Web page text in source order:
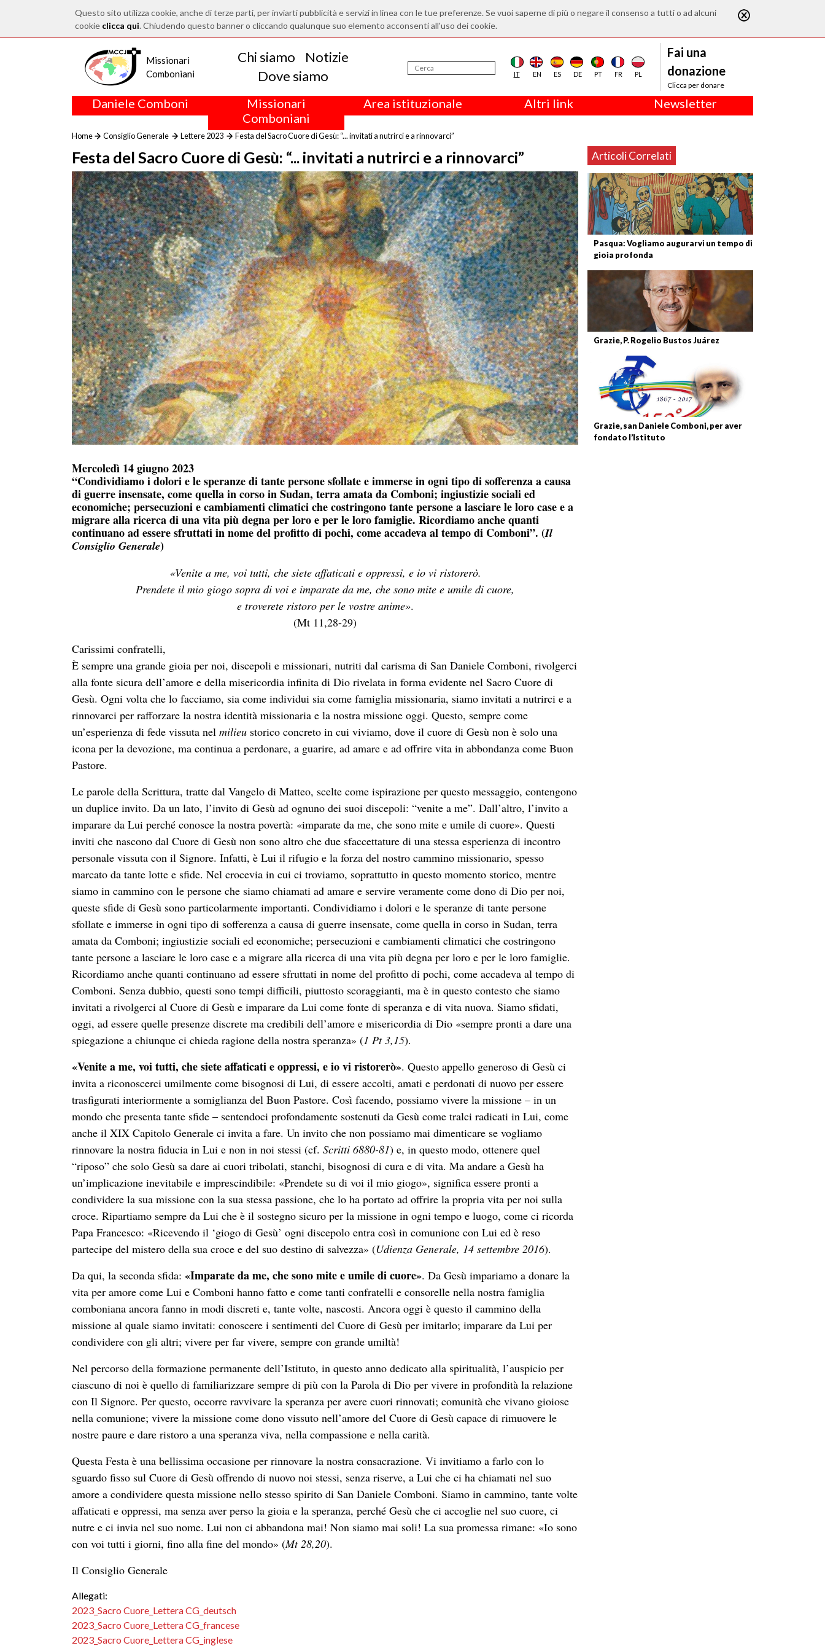
Questo sito utilizza cookie, anche di terze parti, per inviarti pubblicità e servizi in linea con le tue preferenze. Se vuoi saperne di più o negare il consenso a tutti o ad alcuni
cookie clicca qui. Chiudendo questo banner o cliccando qualunque suo elemento acconsenti all'uso dei cookie.
Missionari
Comboniani
Chi siamo
Notizie
Dove siamo
IT EN ES DE PT FR PL
Fai una
donazione
Clicca per donare
Daniele Comboni
Missionari
Comboniani
Area istituzionale Altri link Newsletter
Home Consiglio Generale Lettere 2023 Festa del Sacro Cuore di Gesù: “... invitati a nutrirci e a rinnovarci”
Festa del Sacro Cuore di Gesù: “... invitati a nutrirci e a rinnovarci” Articoli Correlati
Pasqua: Vogliamo augurarvi un tempo di
gioia profonda
Grazie, P. Rogelio Bustos Juárez
Grazie, san Daniele Comboni, per aver
fondato l’Istituto
Mercoledì 14 giugno 2023
“Condividiamo i dolori e le speranze di tante persone sfollate e immerse in ogni tipo di sofferenza a causa
di guerre insensate, come quella in corso in Sudan, terra amata da Comboni; ingiustizie sociali ed
economiche; persecuzioni e cambiamenti climatici che costringono tante persone a lasciare le loro case e a
migrare alla ricerca di una vita più degna per loro e per le loro famiglie. Ricordiamo anche quanti
continuano ad essere sfruttati in nome del profitto di pochi, come accadeva al tempo di Comboni”. (Il
Consiglio Generale)
«Venite a me, voi tutti, che siete affaticati e oppressi, e io vi ristorerò.
Prendete il mio giogo sopra di voi e imparate da me, che sono mite e umile di cuore,
e troverete ristoro per le vostre anime».
(Mt 11,28-29)
Carissimi confratelli,
È sempre una grande gioia per noi, discepoli e missionari, nutriti dal carisma di San Daniele Comboni, rivolgerci
alla fonte sicura dell’amore e della misericordia infinita di Dio rivelata in forma evidente nel Sacro Cuore di
Gesù. Ogni volta che lo facciamo, sia come individui sia come famiglia missionaria, siamo invitati a nutrirci e a
rinnovarci per rafforzare la nostra identità missionaria e la nostra missione oggi. Questo, sempre come
un’esperienza di fede vissuta nel milieu storico concreto in cui viviamo, dove il cuore di Gesù non è solo una
icona per la devozione, ma continua a perdonare, a guarire, ad amare e ad offrire vita in abbondanza come Buon
Pastore.
Le parole della Scrittura, tratte dal Vangelo di Matteo, scelte come ispirazione per questo messaggio, contengono
un duplice invito. Da un lato, l’invito di Gesù ad ognuno dei suoi discepoli: “venite a me”. Dall’altro, l’invito a
imparare da Lui perché conosce la nostra povertà: «imparate da me, che sono mite e umile di cuore». Questi
inviti che nascono dal Cuore di Gesù non sono altro che due sfaccettature di una stessa esperienza di incontro
personale vissuta con il Signore. Infatti, è Lui il rifugio e la forza del nostro cammino missionario, spesso
marcato da tante lotte e sfide. Nel crocevia in cui ci troviamo, soprattutto in questo momento storico, mentre
siamo in cammino con le persone che siamo chiamati ad amare e servire veramente come dono di Dio per noi,
queste sfide di Gesù sono particolarmente importanti. Condividiamo i dolori e le speranze di tante persone
sfollate e immerse in ogni tipo di sofferenza a causa di guerre insensate, come quella in corso in Sudan, terra
amata da Comboni; ingiustizie sociali ed economiche; persecuzioni e cambiamenti climatici che costringono
tante persone a lasciare le loro case e a migrare alla ricerca di una vita più degna per loro e per le loro famiglie.
Ricordiamo anche quanti continuano ad essere sfruttati in nome del profitto di pochi, come accadeva al tempo di
Comboni. Senza dubbio, questi sono tempi difficili, piuttosto scoraggianti, ma è in questo contesto che siamo
invitati a rivolgerci al Cuore di Gesù e imparare da Lui come fonte di speranza e di vita nuova. Siamo sfidati,
oggi, ad essere quelle presenze discrete ma credibili dell’amore e misericordia di Dio «sempre pronti a dare una
spiegazione a chiunque ci chieda ragione della nostra speranza» (1 Pt 3,15).
«Venite a me, voi tutti, che siete affaticati e oppressi, e io vi ristorerò». Questo appello generoso di Gesù ci
invita a riconoscerci umilmente come bisognosi di Lui, di essere accolti, amati e perdonati di nuovo per essere
trasfigurati interiormente a somiglianza del Buon Pastore. Così facendo, possiamo vivere la missione – in un
mondo che presenta tante sfide – sentendoci profondamente sostenuti da Gesù come tralci radicati in Lui, come
anche il XIX Capitolo Generale ci invita a fare. Un invito che non possiamo mai dimenticare se vogliamo
rinnovare la nostra fiducia in Lui e non in noi stessi (cf. Scritti 6880-81) e, in questo modo, ottenere quel
“riposo” che solo Gesù sa dare ai cuori tribolati, stanchi, bisognosi di cura e di vita. Ma andare a Gesù ha
un’implicazione inevitabile e imprescindibile: «Prendete su di voi il mio giogo», significa essere pronti a
condividere la sua missione con la sua stessa passione, che lo ha portato ad offrire la propria vita per noi sulla
croce. Ripartiamo sempre da Lui che è il sostegno sicuro per la missione in ogni tempo e luogo, come ci ricorda
Papa Francesco: «Ricevendo il ‘giogo di Gesù’ ogni discepolo entra così in comunione con Lui ed è reso
partecipe del mistero della sua croce e del suo destino di salvezza» (Udienza Generale, 14 settembre 2016).
Da qui, la seconda sfida: «Imparate da me, che sono mite e umile di cuore». Da Gesù impariamo a donare la
vita per amore come Lui e Comboni hanno fatto e come tanti confratelli e consorelle nella nostra famiglia
comboniana ancora fanno in modi discreti e, tante volte, nascosti. Ancora oggi è questo il cammino della
missione al quale siamo invitati: conoscere i sentimenti del Cuore di Gesù per imitarlo; imparare da Lui per
condividere con gli altri; vivere per far vivere, sempre con grande umiltà!
Nel percorso della formazione permanente dell’Istituto, in questo anno dedicato alla spiritualità, l’auspicio per
ciascuno di noi è quello di familiarizzare sempre di più con la Parola di Dio per vivere in profondità la relazione
con Il Signore. Per questo, occorre ravvivare la speranza per avere cuori rinnovati; comunità che vivano gioiose
nella comunione; vivere la missione come dono vissuto nell’amore del Cuore di Gesù capace di rimuovere le
nostre paure e dare ristoro a una speranza viva, nella compassione e nella carità.
Questa Festa è una bellissima occasione per rinnovare la nostra consacrazione. Vi invitiamo a farlo con lo
sguardo fisso sul Cuore di Gesù offrendo di nuovo noi stessi, senza riserve, a Lui che ci ha chiamati nel suo
amore a condividere questa missione nello stesso spirito di San Daniele Comboni. Siamo in cammino, tante volte
affaticati e oppressi, ma senza aver perso la gioia e la speranza, perché Gesù che ci accoglie nel suo cuore, ci
nutre e ci invia nel suo nome. Lui non ci abbandona mai! Non siamo mai soli! La sua promessa rimane: «Io sono
con voi tutti i giorni, fino alla fine del mondo» (Mt 28,20).
Il Consiglio Generale
Allegati:
2023_Sacro Cuore_Lettera CG_deutsch
2023_Sacro Cuore_Lettera CG_francese
2023_Sacro Cuore_Lettera CG_inglese